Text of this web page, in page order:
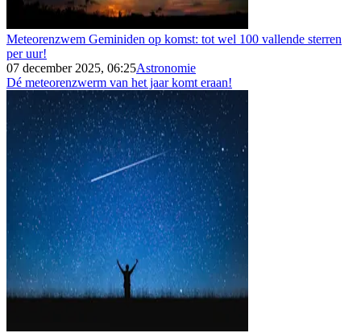
Meteorenzwem Geminiden op komst: tot wel 100 vallende sterren
per uur!
07 december 2025, 06:25Astronomie
Dé meteorenzwerm van het jaar komt eraan!